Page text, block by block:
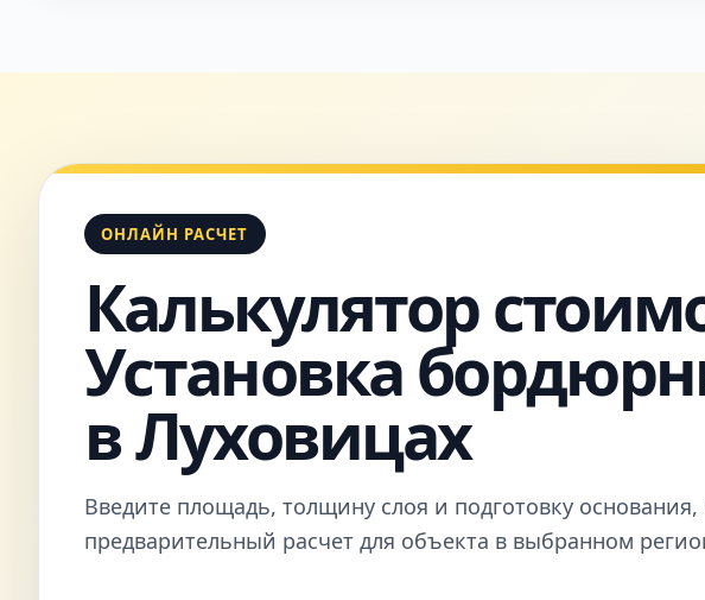
ОНЛАЙН РАСЧЕТ
Калькулятор
Установка
в Луховицах
Введите площадь, толщину слоя и подготовку
предварительный расчет для объекта в выбранном